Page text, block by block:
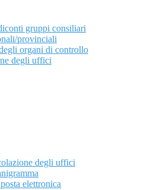
gruppi consiliari
provinciali
organi di controllo
degli uffici
degli uffici
elettronica